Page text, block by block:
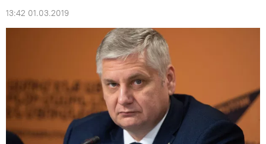
13:42 01.03.2019